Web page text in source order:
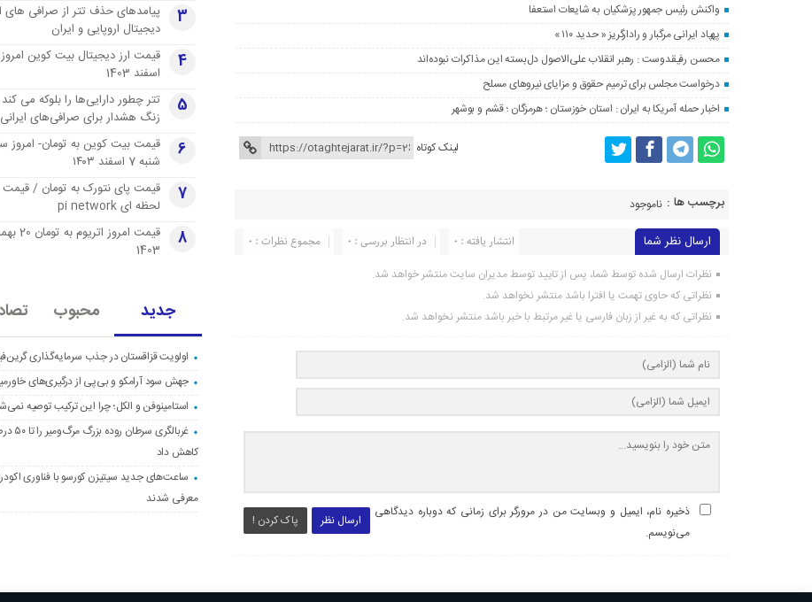
واکنش رئیس جمهور پزشکیان به شایعات استعفا
پهپاد ایرانی مرگبار و رادارگریز « حدید ۱۱۰ »
محسن رفیقدوست : رهبر انقلاب علی‌الاصول دل‌بسته این مذاکرات نبوده‌اند
درخواست مجلس برای ترمیم حقوق و مزایای نیروهای مسلح
اخبار حمله آمریکا به ایران : استان خوزستان ؛ هرمزگان ؛ قشم و بوشهر
لینک کوتاه
برچسب ها : ناموجود
ارسال نظر شما مجموع نظرات : 0 در انتظار بررسی : 0 انتشار یافته : 0
نظرات ارسال شده توسط شما، پس از تایید توسط مدیران سایت منتشر خواهد شد.
نظراتی که حاوی تهمت یا افترا باشد منتشر نخواهد شد.
نظراتی که به غیر از زبان فارسی یا غیر مرتبط با خبر باشد منتشر نخواهد شد.
ارسال نظر پاک کردن !
ذخیره نام، ایمیل و وبسایت من در مرورگر برای زمانی که دوباره دیدگاهی
می‌نویسم.
3
پیامدهای حذف تتر از صرافی های
دیجیتال اروپایی و ایران
4
اسفند 1403
5
تتر چطور دارایی‌ها را بلوکه می
زنگ هشدار برای صرافی‌های ایرانی
6
قیمت بیت کوین به تومان- امروز
شنبه 7 اسفند ۱۴۰۳
7
قیمت پای نتورک به تومان / قیمت
لحظه ای pi network
8
قیمت امروز اتریوم
1403
جدید محبوب
اولویت قزاقستان در جذب سرمایه‌گذاری
جهش سود آرامکو و بی‌پی از درگیری‌های
استامینوفن و الکل؛ چرا این ترکیب توصیه
غربالگری سرطان
کاهش داد
ساعت‌های جدید سیتیزن کورسو با فناوری
معرفی شدند